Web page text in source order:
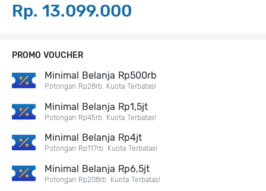
Rp. 13.099.000
PROMO VOUCHER
Minimal Belanja Rp500rb
Potongan Rp28rb. Kuota Terbatas!
Minimal Belanja Rp1,5jt
Potongan Rp45rb. Kuota Terbatas!
Minimal Belanja Rp4jt
Potongan Rp117rb. Kuota Terbatas!
Minimal Belanja Rp6,5jt
Potongan Rp208rb. Kuota Terbatas!